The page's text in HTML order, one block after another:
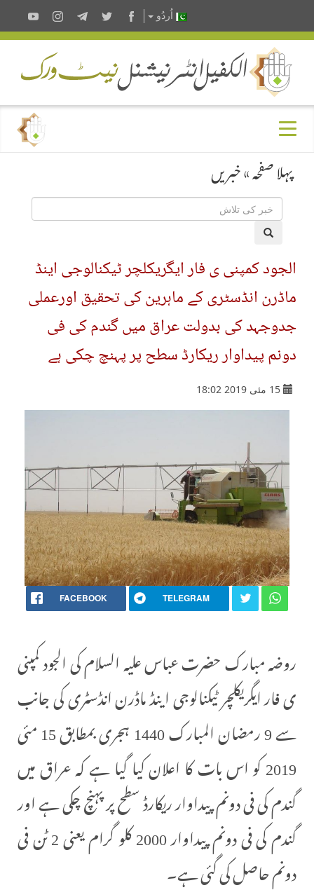
اُردُو
پہلا صفحہ»خبریں
الجود کمپنی ی فار ایگریکلچر ٹیکنالوجی اینڈ
ماڈرن انڈسٹری کے ماہرین کی تحقیق اورعملی
جدوجہد کی بدولت عراق میں گندم کی فی
دونم پیداوار ریکارڈ سطح پر پہنچ چکی ہے
15 مئی 2019 18:02
FACEBOOK TELEGRAM
روضہ مبارک حضرت عباس علیہ السلام کی الجود کمپنی
ی فار ایگریکلچر ٹیکنالوجی اینڈ ماڈرن انڈسٹری کی جانب
سے 9 رمضان المبارک 1440 ہجری بمطابق 15 مئی
2019 کو اس بات کا اعلان کیا گیا ہے کہ عراق میں
گندم کی فی دونم پیداوار ریکارڈ سطح پر پہنچ چکی ہے اور
گندم کی فی دونم پیداوار 2000 کلو گرام یعنی 2 ٹن فی
دونم حاصل کی گئی ہے۔